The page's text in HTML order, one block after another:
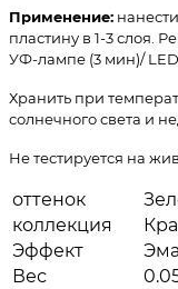
Применение:
пластину в 1-3 слоя.
УФ-лампе (3 мин)/ LED
Хранить при
солнечного света и
Не тестируется на
оттенок
коллекция
Эффект
Вес